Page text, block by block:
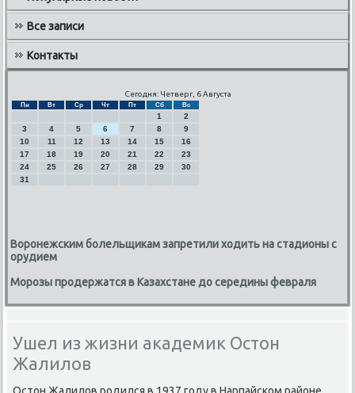
Все записи
Контакты
Сегодня: Четверг, 6 Августа
Пн Вт Ср Чт Пт Сб Вс
1
2
3
4 5 6 7 8
9
10
11 12 13 14 15
16
17
18 19 20 21 22
23
24
25 26 27 28 29
30
31
Воронежским болельщикам запретили ходить на стадионы с
орудием
Морозы продержатся в Казахстане до середины февраля
Ушел из жизни академик Остон
Жалилов